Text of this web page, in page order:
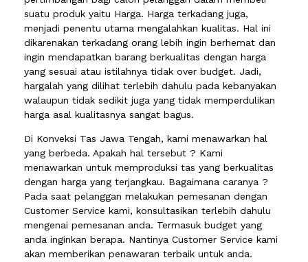
suatu produk yaitu Harga. Harga terkadang juga,
menjadi penentu utama mengalahkan kualitas. Hal ini
dikarenakan terkadang orang lebih ingin berhemat dan
ingin mendapatkan barang berkualitas dengan harga
yang sesuai atau istilahnya tidak over budget. Jadi,
hargalah yang dilihat terlebih dahulu pada kebanyakan
walaupun tidak sedikit juga yang tidak memperdulikan
harga asal kualitasnya sangat bagus.
Di Konveksi Tas Jawa Tengah, kami menawarkan hal
yang berbeda. Apakah hal tersebut ? Kami
menawarkan untuk memproduksi tas yang berkualitas
dengan harga yang terjangkau. Bagaimana caranya ?
Pada saat pelanggan melakukan pemesanan dengan
Customer Service kami, konsultasikan terlebih dahulu
mengenai pemesanan anda. Termasuk budget yang
anda inginkan berapa. Nantinya Customer Service kami
akan memberikan penawaran terbaik untuk anda.